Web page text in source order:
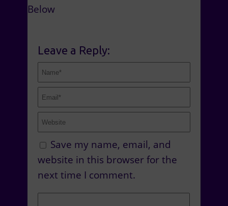
Below
Leave a Reply:
Save my name, email, and
website in this browser for the
next time I comment.